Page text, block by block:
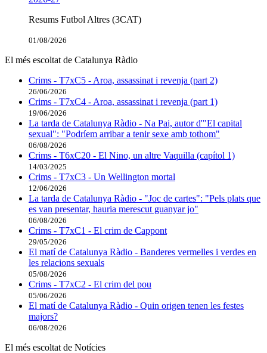
Resums Futbol Altres (3CAT)
01/08/2026
El més escoltat de Catalunya Ràdio
Crims - T7xC5 - Aroa, assassinat i revenja (part 2)
26/06/2026
Crims - T7xC4 - Aroa, assassinat i revenja (part 1)
19/06/2026
La tarda de Catalunya Ràdio - Na Pai, autor d'"El capital
sexual": "Podríem arribar a tenir sexe amb tothom"
06/08/2026
Crims - T6xC20 - El Nino, un altre Vaquilla (capítol 1)
14/03/2025
Crims - T7xC3 - Un Wellington mortal
12/06/2026
La tarda de Catalunya Ràdio - "Joc de cartes": "Pels plats que
es van presentar, hauria merescut guanyar jo"
06/08/2026
Crims - T7xC1 - El crim de Cappont
29/05/2026
El matí de Catalunya Ràdio - Banderes vermelles i verdes en
les relacions sexuals
05/08/2026
Crims - T7xC2 - El crim del pou
05/06/2026
El matí de Catalunya Ràdio - Quin origen tenen les festes
majors?
06/08/2026
El més escoltat de Notícies